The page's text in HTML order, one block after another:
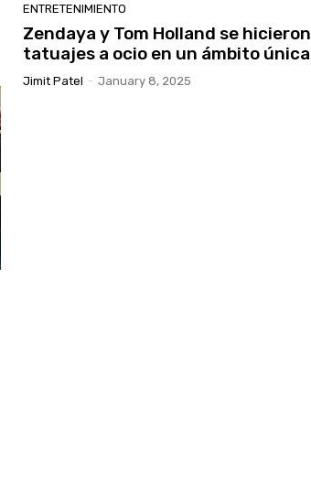
ENTRETENIMIENTO
Zendaya y Tom Holland se hicieron
tatuajes a ocio en un ámbito única
Jimit Patel - January 8, 2025